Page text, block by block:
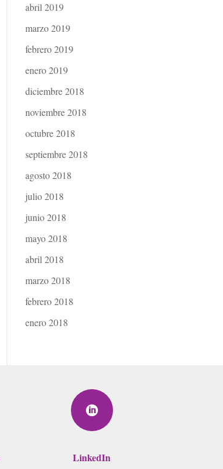
abril 2019
marzo 2019
febrero 2019
enero 2019
diciembre 2018
noviembre 2018
octubre 2018
septiembre 2018
agosto 2018
julio 2018
junio 2018
mayo 2018
abril 2018
marzo 2018
febrero 2018
enero 2018

LinkedIn